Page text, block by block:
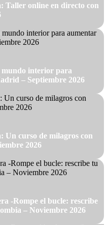
Taller online en directo con
mundo interior para
– Septiembre 2026
Un curso de milagros con
2026
-Rompe el bucle: rescribe
– Noviembre 2026